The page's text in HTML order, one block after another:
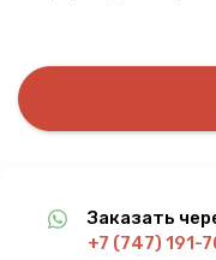
Заказать
+7 (747) 191-